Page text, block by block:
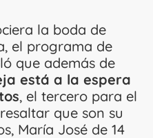
la boda de
el programa de
que además de
está a la espera
, el tercero para el
que son su
María José de 14